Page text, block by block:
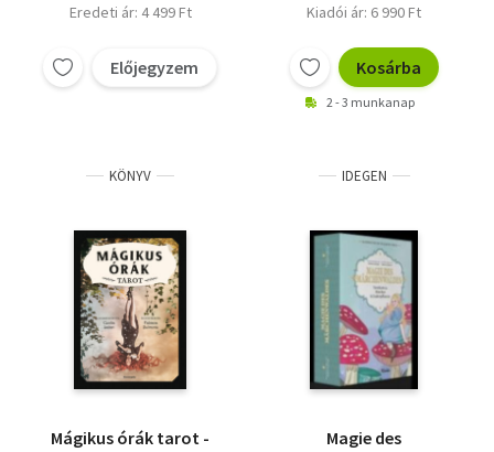
Eredeti ár: 4 499 Ft
Előjegyzem
Kiadói ár: 6 990 Ft
Kosárba
2 - 3 munkanap
KÖNYV
Mágikus órák tarot -
IDEGEN
Magie des